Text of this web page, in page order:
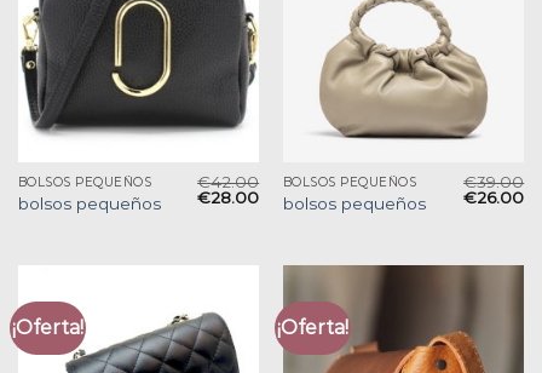
BOLSOS PEQUEÑOS
bolsos pequeños
€42.00
€28.00
BOLSOS PEQUEÑOS
bolsos pequeños
€39.00
€26.00
¡Oferta! ¡Oferta!